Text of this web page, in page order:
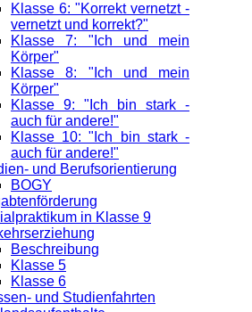
Klasse 6: "Korrekt vernetzt -
vernetzt und korrekt?"
Klasse 7: "Ich und mein
Körper"
Klasse 8: "Ich und mein
Körper"
Klasse 9: "Ich bin stark -
auch für andere!"
Klasse 10: "Ich bin stark -
auch für andere!"
und Berufsorientierung
BOGY
in Klasse 9
Beschreibung
Klasse 5
Klasse 6
und Studienfahrten